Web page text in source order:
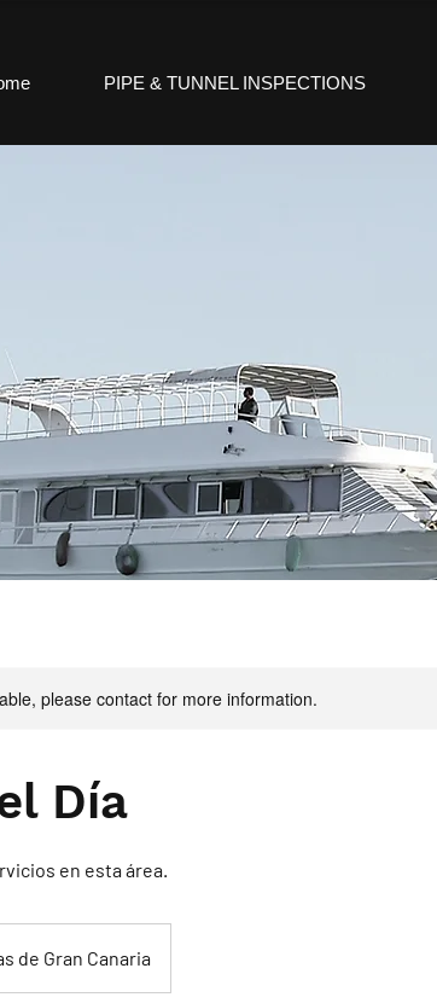
PIPE & TUNNEL INSPECTIONS
please contact for more information.
Día
en esta área.
de Gran Canaria